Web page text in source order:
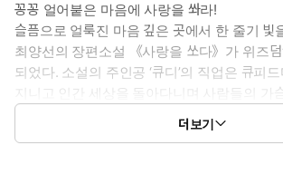
꽁꽁 얼어붙은 마음에 사랑을 쏴라!
슬픔으로 얼룩진 마음 깊은 곳에서 한 줄기 빛
최양선의 장편소설 《사랑을 쏘다》가 위즈
되었다. 소설의 주인공 ‘큐디’의 직업은 큐피
지니고 인간 세상을 돌아다니며 사람들의 가
랑의 불씨를 포착하는 존재. 하지만 큐디는 7
화살을 쏘지 못했다. 서로를 향한 실낱같은 호
더보기